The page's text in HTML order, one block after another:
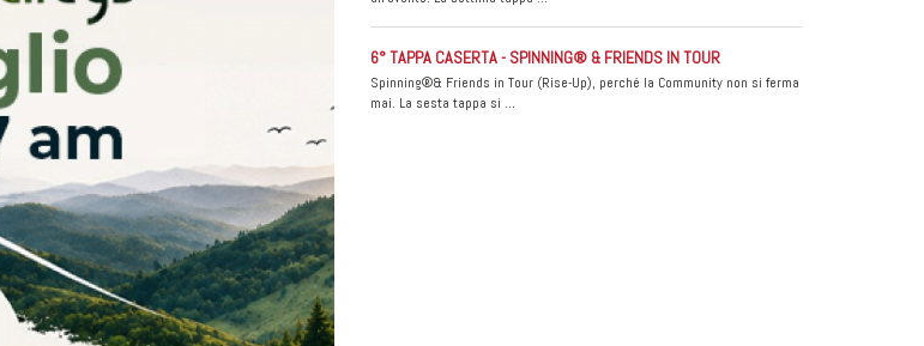
6° TAPPA CASERTA - SPINNING® & FRIENDS IN TOUR
Spinning®& Friends in Tour (Rise-Up), perché la Community non si ferma
mai. La sesta tappa si …